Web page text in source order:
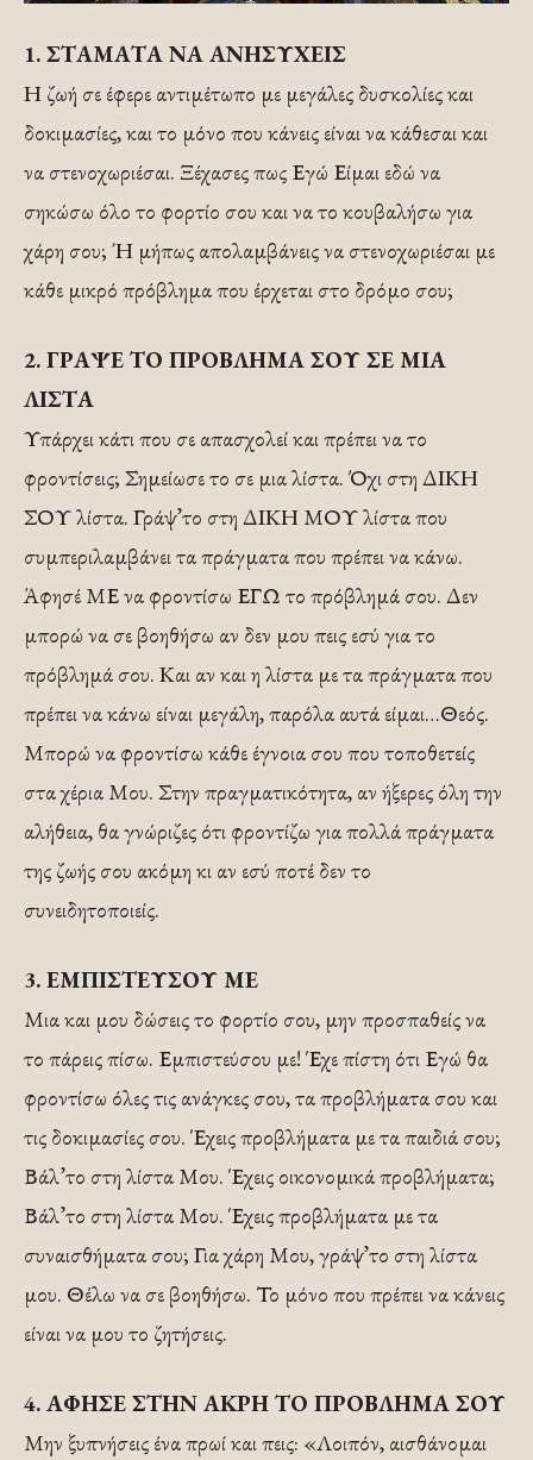
1. ΣΤΑΜΑΤΑ ΝΑ ΑΝΗΣΥΧΕΙΣ
Η ζωή σε έφερε αντιμέτωπο με μεγάλες δυσκολίες και
δοκιμασίες, και το μόνο που κάνεις είναι να κάθεσαι και
να στενοχωριέσαι. Ξέχασες πως Εγώ Είμαι εδώ να
σηκώσω όλο το φορτίο σου και να το κουβαλήσω για
χάρη σου; Ή μήπως απολαμβάνεις να στενοχωριέσαι με
κάθε μικρό πρόβλημα που έρχεται στο δρόμο σου;
2. ΓΡΑΨΕ ΤΟ ΠΡΟΒΛΗΜΑ ΣΟΥ ΣΕ ΜΙΑ
ΛΙΣΤΑ
Υπάρχει κάτι που σε απασχολεί και πρέπει να το
φροντίσεις; Σημείωσε το σε μια λίστα. Όχι στη ΔΙΚΗ
ΣΟΥ λίστα. Γράψ’το στη ΔΙΚΗ ΜΟΥ λίστα που
συμπεριλαμβάνει τα πράγματα που πρέπει να κάνω.
Άφησέ ΜΕ να φροντίσω ΕΓΩ το πρόβλημά σου. Δεν
μπορώ να σε βοηθήσω αν δεν μου πεις εσύ για το
πρόβλημά σου. Και αν και η λίστα με τα πράγματα που
πρέπει να κάνω είναι μεγάλη, παρόλα αυτά είμαι…Θεός.
Μπορώ να φροντίσω κάθε έγνοια σου που τοποθετείς
στα χέρια Μου. Στην πραγματικότητα, αν ήξερες όλη την
αλήθεια, θα γνώριζες ότι φροντίζω για πολλά πράγματα
της ζωής σου ακόμη κι αν εσύ ποτέ δεν το
συνειδητοποιείς.
3. ΕΜΠΙΣΤΕΥΣΟΥ ΜΕ
Μια και μου δώσεις το φορτίο σου, μην προσπαθείς να
το πάρεις πίσω. Εμπιστεύσου με! Έχε πίστη ότι Εγώ θα
φροντίσω όλες τις ανάγκες σου, τα προβλήματα σου και
τις δοκιμασίες σου. Έχεις προβλήματα με τα παιδιά σου;
Βάλ’το στη λίστα Μου. Έχεις οικονομικά προβλήματα;
Βάλ’το στη λίστα Μου. Έχεις προβλήματα με τα
συναισθήματα σου; Για χάρη Μου, γράψ’το στη λίστα
μου. Θέλω να σε βοηθήσω. Το μόνο που πρέπει να κάνεις
είναι να μου το ζητήσεις.
4. ΑΦΗΣΕ ΣΤΗΝ ΑΚΡΗ ΤΟ ΠΡΟΒΛΗΜΑ ΣΟΥ
Μην ξυπνήσεις ένα πρωί και πεις: «Λοιπόν, αισθάνομαι